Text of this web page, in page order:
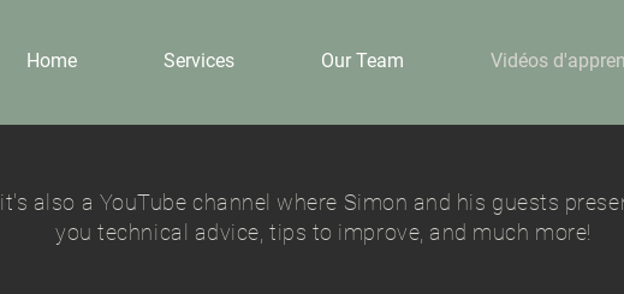
Home Services Our Team Vidéos
, it's also a YouTube channel where Simon and his guests
you technical advice,tips to improve, and much more!